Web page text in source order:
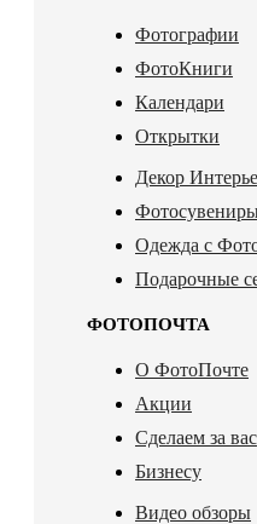
Фотографии
ФотоКниги
Календари
Открытки
Декор
Одежда с
Подарочные
ФОТОПОЧТА
О ФотоПочте
Акции
Сделаем за вас
Бизнесу
Видео обзоры